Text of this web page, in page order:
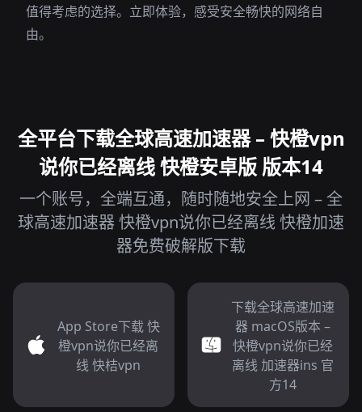
值得考虑的选择。立即体验，感受安全畅快的网络自
由。
全平台下载全球高速加速器 – 快橙vpn
说你已经离线 快橙安卓版 版本14
一个账号，全端互通，随时随地安全上网 – 全
球高速加速器 快橙vpn说你已经离线 快橙加速
器免费破解版下载
App Store下载 快
橙vpn说你已经离
线 快桔vpn
下载全球高速加速
器 macOS版本 –
快橙vpn说你已经
离线 加速器ins 官
方14